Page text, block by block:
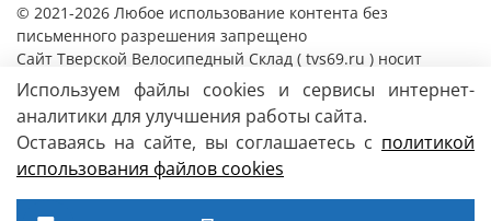
© 2021-2026 Любое использование контента без
письменного разрешения запрещено
Cайт Тверской Велосипедный Склад ( tvs69.ru ) носит
исключительно информационный характер и ни при каких
условиях информация, цены и иные материалы
размещенные на сайте, не являются публичной офертой,
определяемой положениями Статьи 437 Гражданского
кодекса РФ.
Магазин
Используем файлы cookies и сервисы интернет-
аналитики для улучшения работы сайта.
Оставаясь на сайте, вы соглашаетесь с политикой
использования файлов сookies